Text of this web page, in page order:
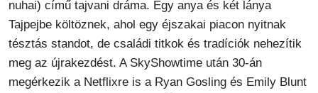
nuhai) című tajvani dráma. Egy anya és két lánya
Tajpejbe költöznek, ahol egy éjszakai piacon nyitnak
tésztás standot, de családi titkok és tradíciók nehezítik
meg az újrakezdést. A SkyShowtime után 30-án
megérkezik a Netflixre is a Ryan Gosling és Emily Blunt